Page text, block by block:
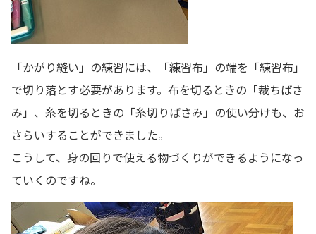
「かがり縫い」の練習には、「練習布」の端を「練習布」
で切り落とす必要があります。布を切るときの「裁ちばさ
み」、糸を切るときの「糸切りばさみ」の使い分けも、お
さらいすることができました。
こうして、身の回りで使える物づくりができるようになっ
ていくのですね。